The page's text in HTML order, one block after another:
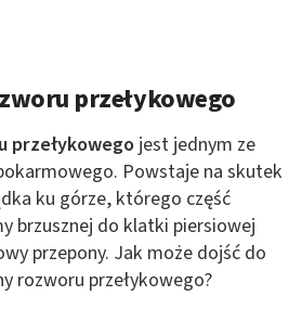
przełykowego
przełykowegojest jednym ze
Powstaje na skutek
ku górze, którego część
brzusznej do klatki piersiowej
przepony. Jak może dojść do
rozworu przełykowego?